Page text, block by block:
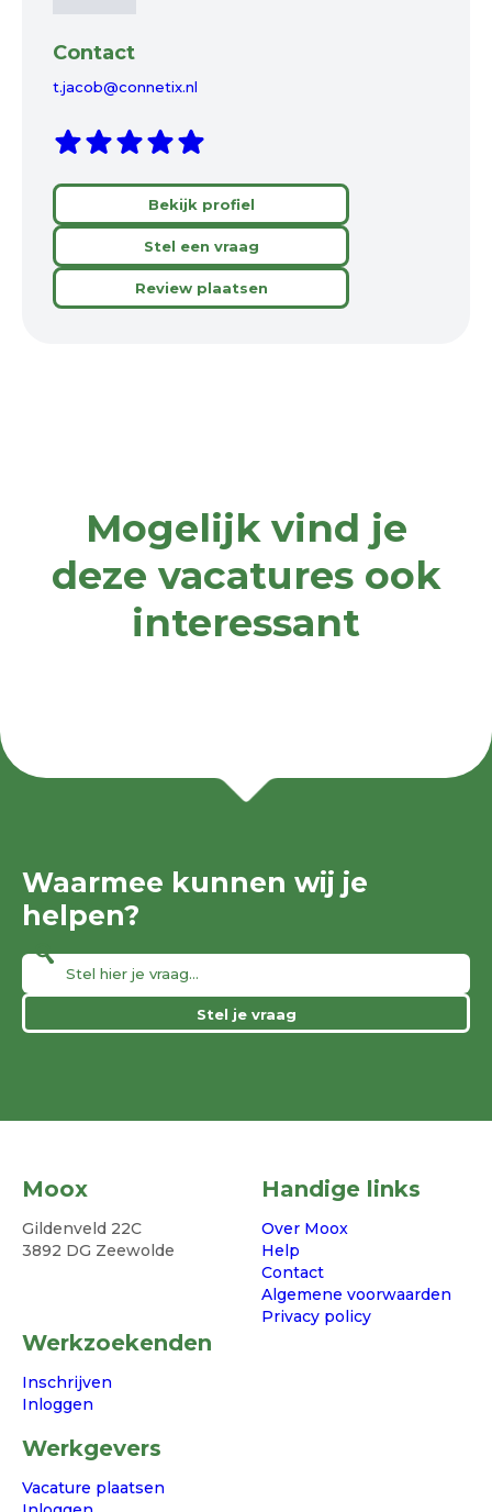
Contact
t.jacob@connetix.nl
Bekijk profiel
Stel een vraag
Review plaatsen
Mogelijk vind je
deze vacatures ook
interessant
Waarmee kunnen wij je
helpen?
Stel je vraag
Moox
Gildenveld 22C
3892 DG Zeewolde
Handige links
Over Moox
Help
Contact
Algemene voorwaarden
Privacy policy
Werkzoekenden
Inschrijven
Inloggen
Werkgevers
Vacature plaatsen